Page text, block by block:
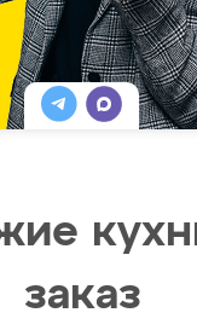
заказ